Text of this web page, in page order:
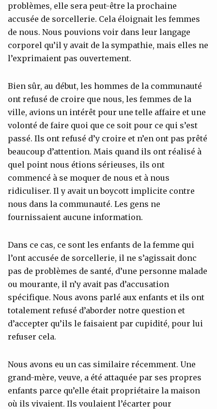
problèmes, elle sera peut-être la prochaine
accusée de sorcellerie. Cela éloignait les femmes
de nous. Nous pouvions voir dans leur langage
corporel qu’il y avait de la sympathie, mais elles ne
l’exprimaient pas ouvertement.
Bien sûr, au début, les hommes de la communauté
ont refusé de croire que nous, les femmes de la
ville, avions un intérêt pour une telle affaire et une
volonté de faire quoi que ce soit pour ce qui s’est
passé. Ils ont refusé d’y croire et n’en ont pas prêté
beaucoup d’attention. Mais quand ils ont réalisé à
quel point nous étions sérieuses, ils ont
commencé à se moquer de nous et à nous
ridiculiser. Il y avait un boycott implicite contre
nous dans la communauté. Les gens ne
fournissaient aucune information.
Dans ce cas, ce sont les enfants de la femme qui
l’ont accusée de sorcellerie, il ne s’agissait donc
pas de problèmes de santé, d’une personne malade
ou mourante, il n’y avait pas d’accusation
spécifique. Nous avons parlé aux enfants et ils ont
totalement refusé d’aborder notre question et
d’accepter qu’ils le faisaient par cupidité, pour lui
refuser cela.
Nous avons eu un cas similaire récemment. Une
grand-mère, veuve, a été attaquée par ses propres
enfants parce qu’elle était propriétaire la maison
où ils vivaient. Ils voulaient l’écarter pour